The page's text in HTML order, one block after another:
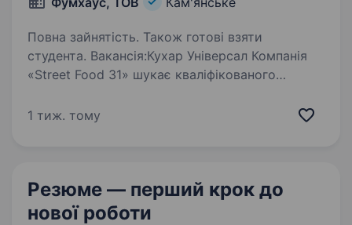
Повна зайнятість. Також готові взяти
студента. Вакансія:Кухар Універсал Компанія
«Street Food 31» шукає кваліфікованого
обов’язки: Підготовка та приготування страв
1 тиж. тому
Резюме — перший крок до
нової роботи